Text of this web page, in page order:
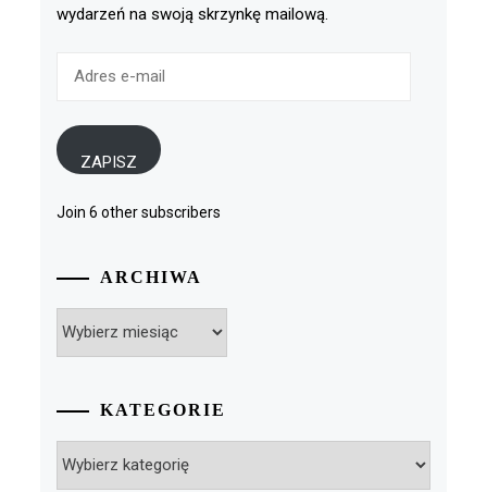
wydarzeń na swoją skrzynkę mailową.
ZAPISZ
Join 6 other subscribers
ARCHIWA
KATEGORIE